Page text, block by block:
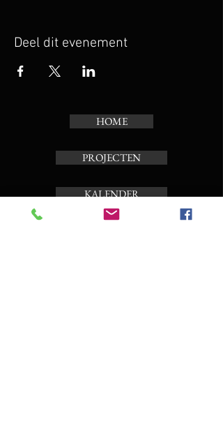
Deel dit evenement
HOME
PROJECTEN
KALENDER